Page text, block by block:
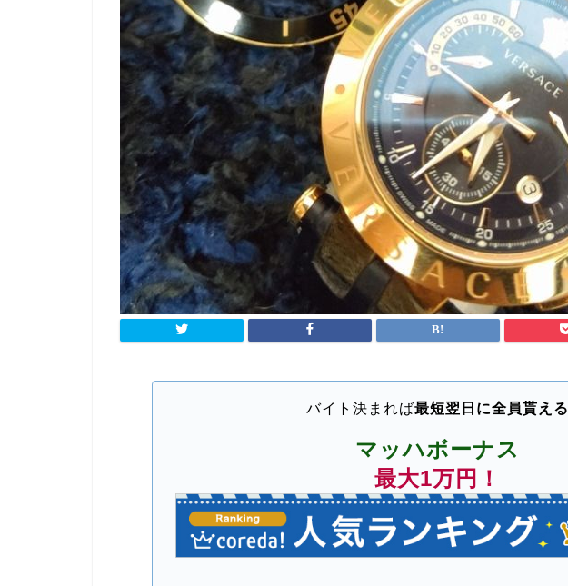
バイト決まれば最短翌日に全員貰える
マッハボーナス
最大1万円！